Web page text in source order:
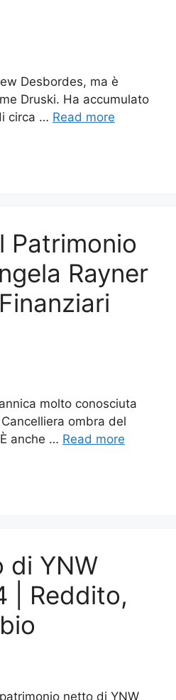
Desbordes, ma è
Druski. Ha accumulato
circa … Read more
Patrimonio
Rayner
molto conosciuta
ombra del
anche … Read more
di YNW
| Reddito,
netto di YNW